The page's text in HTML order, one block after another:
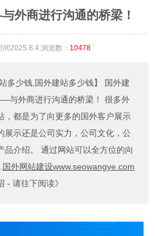
外商进行沟通的桥梁！
2025.8.4.浏览数： 10478
多少钱,国外建站多少钱】
国外建
与外商进行沟通的桥梁！ 很多外
，都是为了向更多的国外客户展示
展示还是公司实力，公司文化，公
品介绍。 通过网站可以全方位的向
国外网站建设www.seowangye.com
- 请往下阅读》